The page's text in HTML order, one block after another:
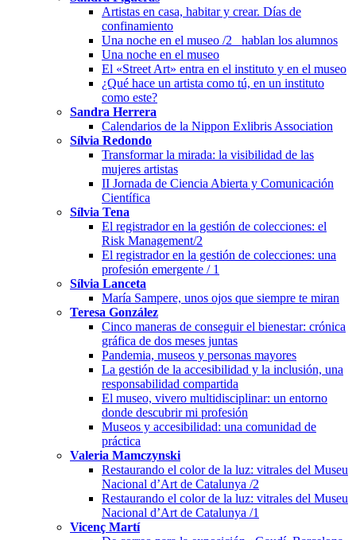
Artistas en casa, habitar y crear. Días de
confinamiento
Una noche en el museo /2_ hablan los alumnos
Una noche en el museo
El «Street Art» entra en el instituto y en el museo
¿Qué hace un artista como tú, en un instituto
como este?
Sandra Herrera
Calendarios de la Nippon Exlibris Association
Sílvia Redondo
Transformar la mirada: la visibilidad de las
mujeres artistas
II Jornada de Ciencia Abierta y Comunicación
Científica
Sílvia Tena
El registrador en la gestión de colecciones: el
Risk Management/2
El registrador en la gestión de colecciones: una
profesión emergente / 1
Sílvia Lanceta
María Sampere, unos ojos que siempre te miran
Teresa González
Cinco maneras de conseguir el bienestar: crónica
gráfica de dos meses juntas
Pandemia, museos y personas mayores
La gestión de la accesibilidad y la inclusión, una
responsabilidad compartida
El museo, vivero multidisciplinar: un entorno
donde descubrir mi profesión
Museos y accesibilidad: una comunidad de
práctica
Valeria Mamczynski
Restaurando el color de la luz: vitrales del Museu
Nacional d’Art de Catalunya /2
Restaurando el color de la luz: vitrales del Museu
Nacional d’Art de Catalunya /1
Vicenç Martí